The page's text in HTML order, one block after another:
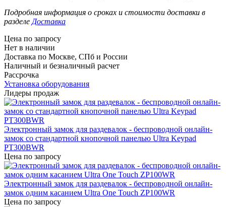
Подробная информация о сроках и стоимости доставки в
разделе Доставка
Цена по запросу
Нет в наличии
Доставка по Москве, СПб и России
Наличный и безналичный расчет
Рассрочка
Установка оборудования
Лидеры продаж
Электронный замок для раздевалок - беспроводной онлайн-
замок со стандартной кнопочной панелью Ultra Keypad
PT300BWR
Цена по запросу
Электронный замок для раздевалок - беспроводной онлайн-
замок одним касанием Ultra One Touch ZP100WR
Цена по запросу